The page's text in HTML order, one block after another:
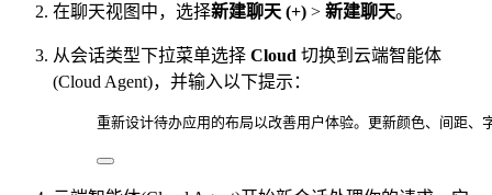
在聊天视图中，选择新建聊天 (+) > 新建聊天。
从会话类型下拉菜单选择 Cloud 切换到云端智能体
(Cloud Agent)，并输入以下提示：
重新设计待办应用的布局以改善用户体验。更新颜色、间距、